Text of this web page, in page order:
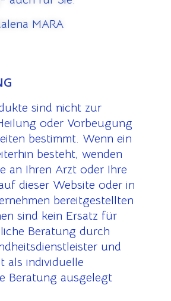
MARA
sind nicht zur
oder Vorbeugung
bestimmt. Wenn ein
besteht, wenden
an Ihren Arzt oder Ihre
dieser Website oder in
bereitgestellten
sind kein Ersatz für
Beratung durch
und
als individuelle
Beratung ausgelegt